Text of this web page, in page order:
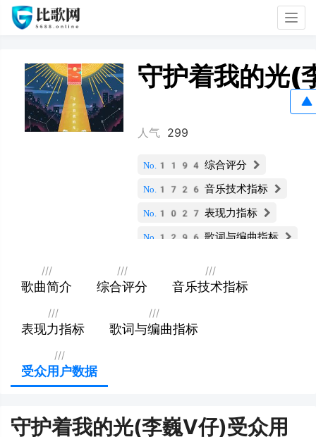
守护着我的光(
人气 299
No.1194 综合评分
No.1726 音乐技术指标
No.1027 表现力指标
No.1296 歌词与编曲指标
///
歌曲简介
///
综合评分
///
音乐技术指标
///
表现力指标
///
歌词与编曲指标
///
受众用户数据
守护着我的光(李巍V仔)受众用